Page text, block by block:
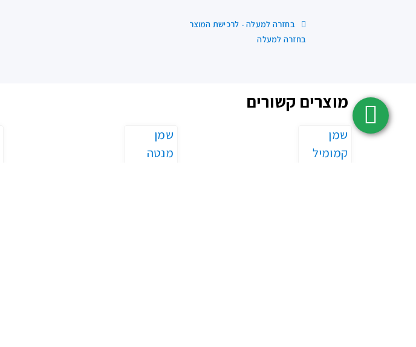
בחזרה למעלה - לרכישת המוצר
בחזרה למעלה
מוצרים קשורים
שמן
קמומיל
שמן
מנטה